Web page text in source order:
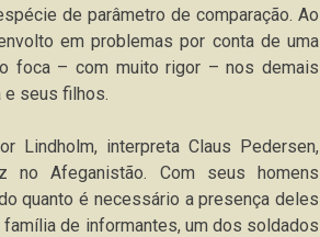
de parâmetro de comparação. Ao
em problemas por conta de uma
foca – com muito rigor – nos demais
seus filhos.
Lindholm, interpreta Claus Pedersen,
no Afeganistão. Com seus homens
quanto é necessário a presença deles
de informantes, um dos soldados